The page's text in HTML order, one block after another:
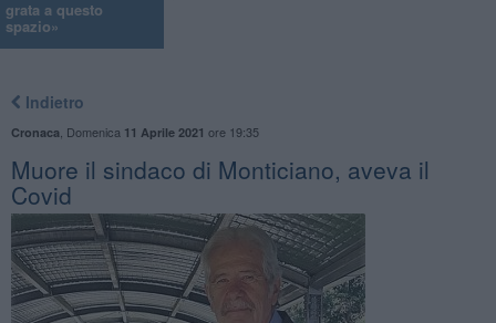
grata a questo
spazio»
Indietro
Cronaca Domenica 11 Aprile 2021 ore 19:35
Muore il sindaco di Monticiano, aveva il
Covid